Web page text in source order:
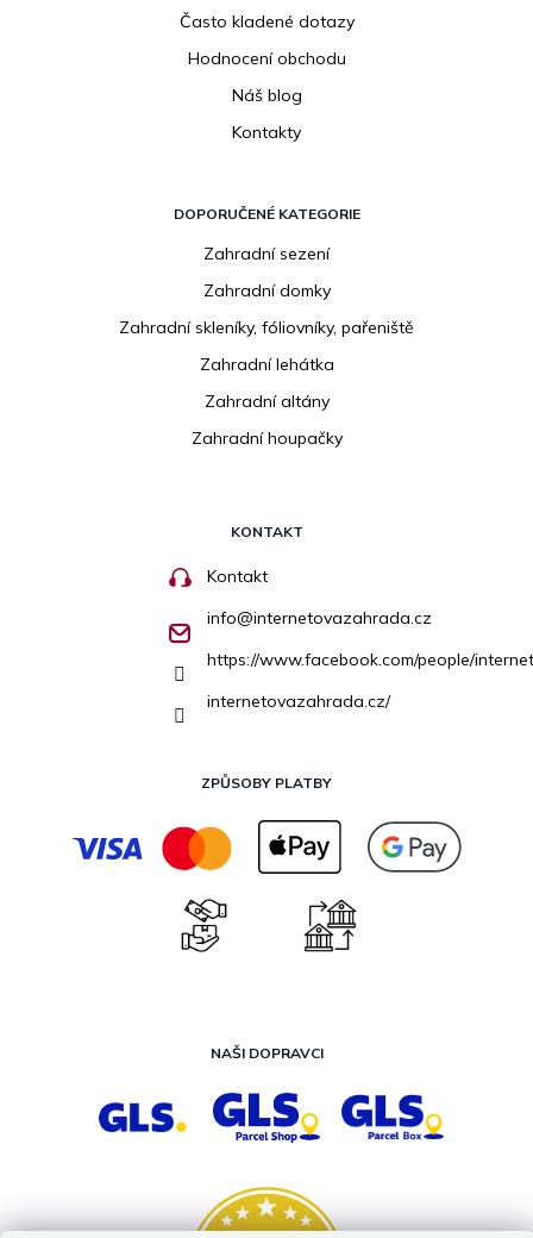
Často kladené dotazy
Hodnocení obchodu
Náš blog
Kontakty
DOPORUČENÉ KATEGORIE
Zahradní sezení
Zahradní domky
Zahradní skleníky, fóliovníky, pařeniště
Zahradní lehátka
Zahradní altány
Zahradní houpačky
KONTAKT
Kontakt
info@internetovazahrada.cz
https://www.facebook.com/people/
internetovazahrada.cz/
ZPŮSOBY PLATBY
NAŠI DOPRAVCI